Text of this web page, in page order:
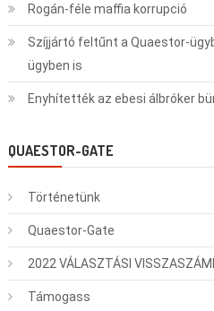
Rogán-féle maffia korrupció
Szíjjártó feltűnt a Quaestor-
ügyben is
Enyhítették az ebesi álbróker
QUAESTOR-GATE
Történetünk
Quaestor-Gate
2022 VÁLASZTÁSI
Támogass